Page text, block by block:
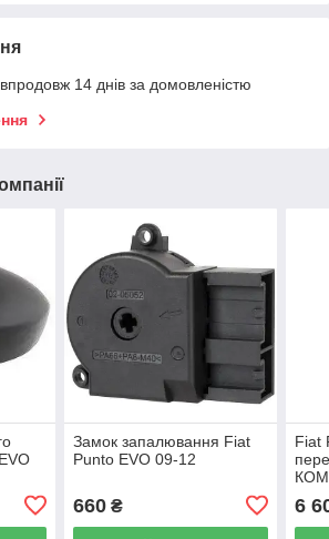
14 днів за домовленістю
Замок запалювання Fiat
Punto EVO 09-12
660₴
Fiat
6